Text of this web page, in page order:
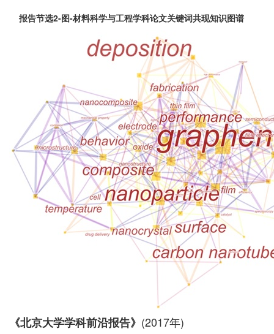
报告节选2-图-材料科学与工程学科论文关键词共现知识图谱
《北京大学学科前沿报告》 (2017年)